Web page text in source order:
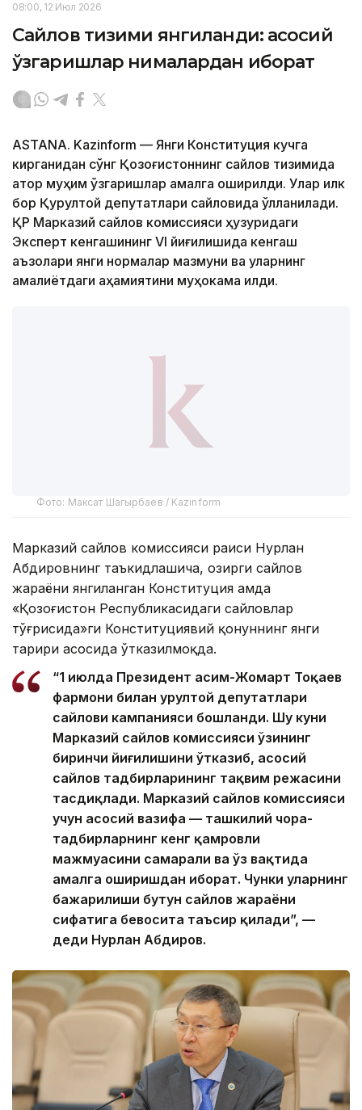
08:00, 12 Июл 2026
Сайлов тизими янгиланди: асосий
ўзгаришлар нималардан иборат
ASTANA. Kazinform — Янги Конституция кучга
кирганидан сўнг Қозоғистоннинг сайлов тизимида
қатор муҳим ўзгаришлар амалга оширилди. Улар илк
бор Қурултой депутатлари сайловида қўлланилади.
ҚР Марказий сайлов комиссияси ҳузуридаги
Эксперт кенгашининг VI йиғилишида кенгаш
аъзолари янги нормалар мазмуни ва уларнинг
амалиётдаги аҳамиятини муҳокама қилди.
Фото: Максат Шагырбаев / Kazinform
Марказий сайлов комиссияси раиси Нурлан
Абдировнинг таъкидлашича, ҳозирги сайлов
жараёни янгиланган Конституция ҳамда
«Қозоғистон Республикасидаги сайловлар
тўғрисида»ги Конституциявий қонуннинг янги
таҳрири асосида ўтказилмоқда.
“1 июлда Президент Қасим-Жомарт Тоқаев
фармони билан Қурултой депутатлари
сайлови кампанияси бошланди. Шу куни
Марказий сайлов комиссияси ўзининг
биринчи йиғилишини ўтказиб, асосий
сайлов тадбирларининг тақвим режасини
тасдиқлади. Марказий сайлов комиссияси
учун асосий вазифа — ташкилий чора-
тадбирларнинг кенг қамровли
мажмуасини самарали ва ўз вақтида
амалга оширишдан иборат. Чунки уларнинг
бажарилиши бутун сайлов жараёни
сифатига бевосита таъсир қилади”, —
деди Нурлан Абдиров.